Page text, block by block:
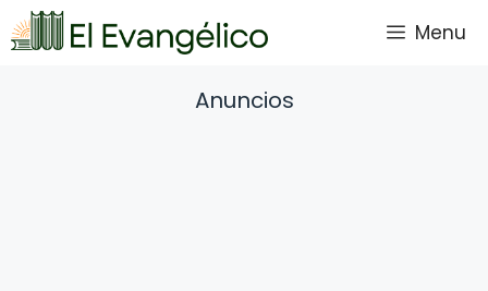
Saltar
al
Menu
Anuncios